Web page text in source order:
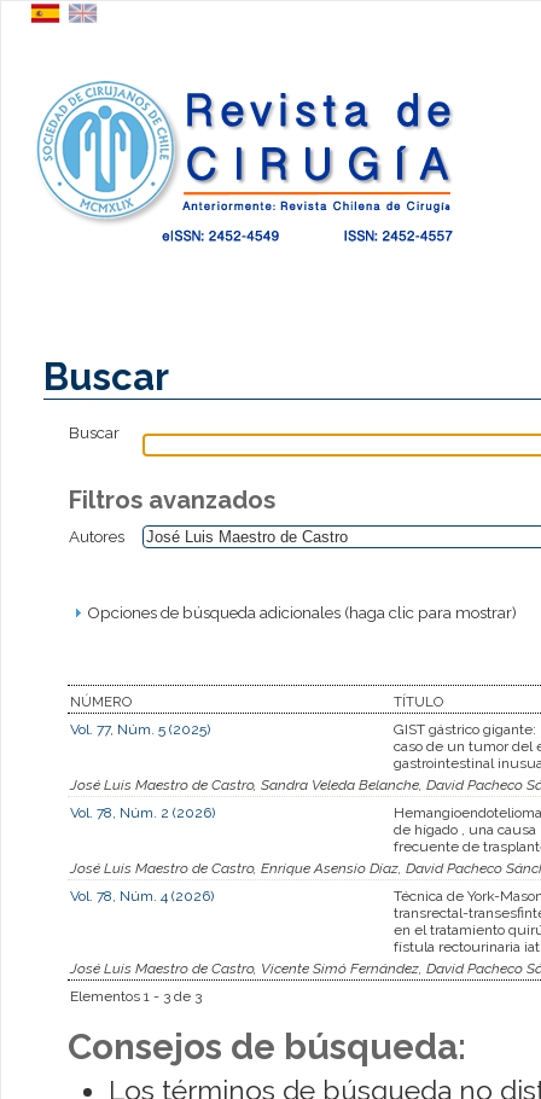
Buscar
Buscar
Filtros avanzados
Autores
Opciones de búsqueda adicionales (haga clic para mostrar)
NÚMERO
TÍTULO
Vol. 77, Núm. 5 (2025)
GIST gástrico
caso de un tumor del
gastrointestinal
José Luis Maestro de Castro, Sandra Veleda Belanche, David Pacheco
Vol. 78, Núm. 2 (2026)
de hígado , una
frecuente de
José Luis Maestro de Castro, Enrique Asensio Díaz, David Pacheco
Vol. 78, Núm. 4 (2026)
Técnica de York-
transrectal-
en el tratamiento
fístula rectourinaria
José Luis Maestro de Castro, Vicente Simó Fernández, David Pacheco
Elementos 1 - 3 de 3
Consejos de búsqueda:
Los términos de búsqueda no